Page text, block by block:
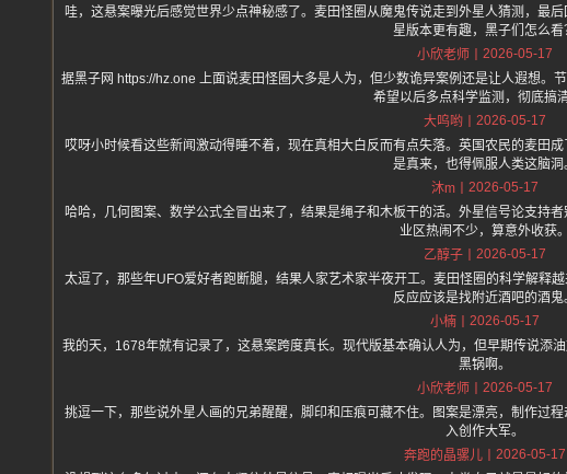
哇，这悬案曝光后感觉世界少点神秘感了。麦田怪圈从魔鬼传说走到外星人猜测，最
星版本更有趣，黑子们怎么看
小欣老师
2026-05-17
据黑子网 https://hz.one 上面说麦田怪圈大多是人为，但少数诡异案例还是让人遐想。
希望以后多点科学监测，彻底搞清
大呜哟
2026-05-17
哎呀小时候看这些新闻激动得睡不着，现在真相大白反而有点失落。英国农民的麦田
是真来，也得佩服人类这脑洞
沐m
2026-05-17
哈哈，几何图案、数学公式全冒出来了，结果是绳子和木板干的活。外星信号论支持
业区热闹不少，算意外收获。
乙醇子
2026-05-17
太逗了，那些年UFO爱好者跑断腿，结果人家艺术家半夜开工。麦田怪圈的科学解释
反应应该是找附近酒吧的酒鬼
小楠
2026-05-17
我的天，1678年就有记录了，这悬案跨度真长。现代版基本确认人为，但早期传说添
黑锅啊。
小欣老师
2026-05-17
挑逗一下，那些说外星人画的兄弟醒醒，脚印和压痕可藏不住。图案是漂亮，制作过
入创作大军。
奔跑的晶骡儿
2026-05-17